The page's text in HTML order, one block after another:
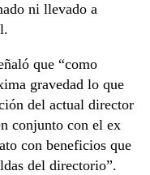
ni llevado a
que “como
gravedad lo que
del actual director
conjunto con el ex
con beneficios que
del directorio”.